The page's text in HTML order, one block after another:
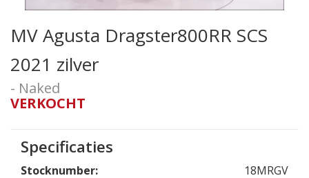
MV Agusta Dragster800RR SCS
2021 zilver
- Naked
VERKOCHT
Specificaties
Stocknumber:
18MRGV